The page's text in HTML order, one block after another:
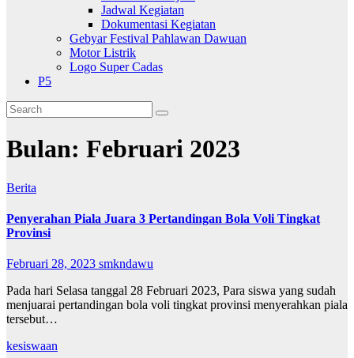
Jadwal Kegiatan
Dokumentasi Kegiatan
Gebyar Festival Pahlawan Dawuan
Motor Listrik
Logo Super Cadas
P5
Bulan: Februari 2023
Berita
Penyerahan Piala Juara 3 Pertandingan Bola Voli Tingkat
Provinsi
Februari 28, 2023 smkndawu
Pada hari Selasa tanggal 28 Februari 2023, Para siswa yang sudah
menjuarai pertandingan bola voli tingkat provinsi menyerahkan piala
tersebut…
kesiswaan